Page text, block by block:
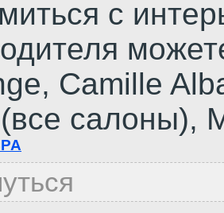
с
Сamille
салоны),